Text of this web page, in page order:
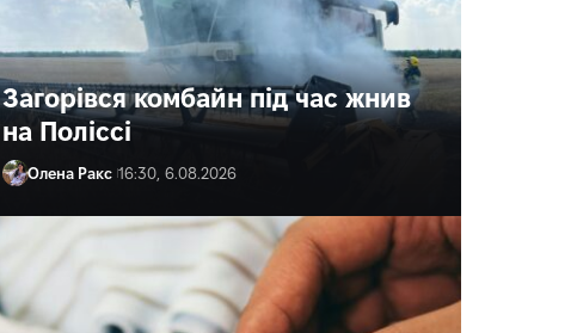
Загорівся комбайн під час жнив
на Поліссі
Олена Ракс 16:30, 6.08.2026